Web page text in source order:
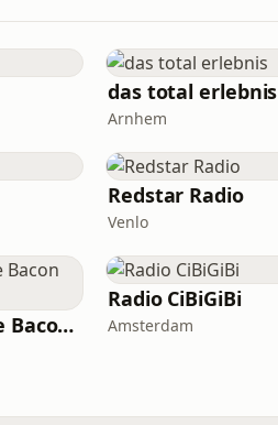
das total erlebnis
Arnhem
Redstar Radio
Venlo
Radio Danske Bacon Community
Radio CiBiGiBi
Amsterdam